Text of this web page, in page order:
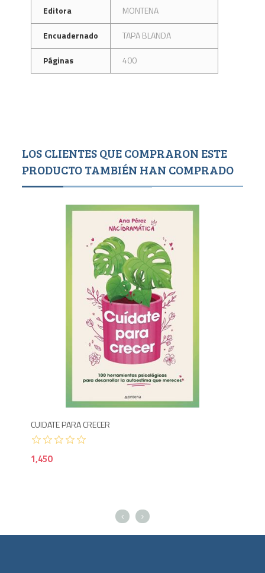
Editora
MONTENA
Encuadernado
TAPA BLANDA
Páginas
400
LOS CLIENTES QUE COMPRARON ESTE
PRODUCTO TAMBIÉN HAN COMPRADO
CUIDATE PARA CRECER
1,450